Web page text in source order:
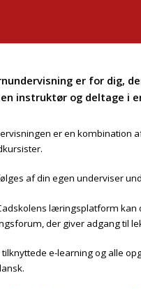
er for dig,
instruktør og deltage i
er en kombination
af din egen underviser
læringsplatform
der giver adgang til
tilknyttede e-learning og alle